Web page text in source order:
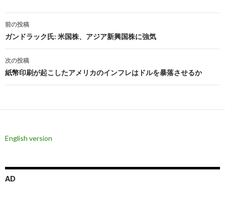
投
稿
ナ
ビ
ー
ョ
前の投稿
ガンドラック氏: 米国株、アジア新興国株に強気
次の投稿
紙幣印刷が起こしたアメリカのインフレはドルを暴落させるか
English version
AD